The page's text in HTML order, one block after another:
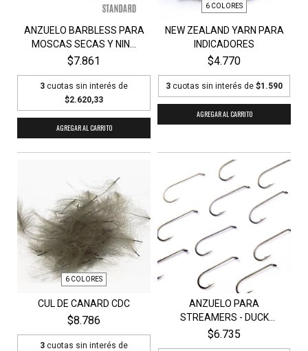
ANZUELO BARBLESS PARA
MOSCAS SECAS Y NIN...
$7.861
3 cuotas sin interés de
$2.620,33
AGREGAR AL CARRITO
6 COLORES
NEW ZEALAND YARN PARA
INDICADORES
$4.770
3 cuotas sin interés de $1.590
AGREGAR AL CARRITO
6 COLORES
CUL DE CANARD CDC
$8.786
3 cuotas sin interés de
ANZUELO PARA
STREAMERS - DUCK
MASTER S24...
$6.735